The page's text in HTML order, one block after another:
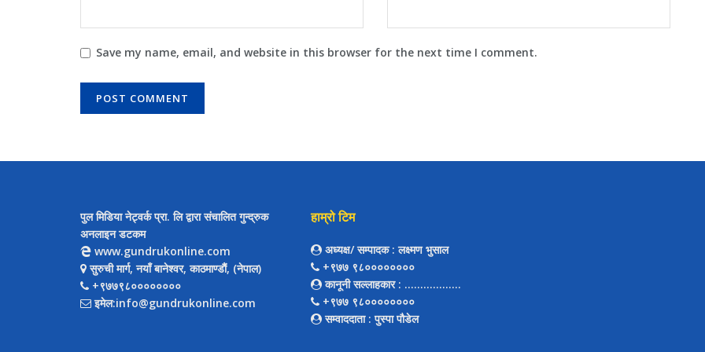
Save my name, email, and website in this browser for the next time I comment.
पुल मिडिया नेट्वर्क प्रा. लि द्वारा संचालित गुन्द्रुक
अनलाइन डटकम
www.gundrukonline.com
सुरुची मार्ग, नयाँ बानेश्वर, काठमाण्डौैं, (नेपाल)
+९७७९८००००००००
इमेल:info@gundrukonline.com
हाम्रो टिम
अध्यक्ष/ सम्पादक: लक्ष्मण भुसाल
+९७७ ९८००००००००
कानूनी सल्लाहकार: ..................
+९७७ ९८००००००००
सम्वाददाता: पुस्पा पौडेल